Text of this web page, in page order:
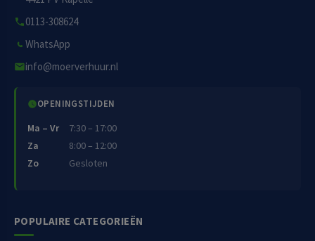
0113-308624
WhatsApp
info@moerverhuur.nl
OPENINGSTIJDEN
Ma – Vr
7:30 – 17:00
Za
8:00 – 12:00
Zo
Gesloten
POPULAIRE CATEGORIEËN